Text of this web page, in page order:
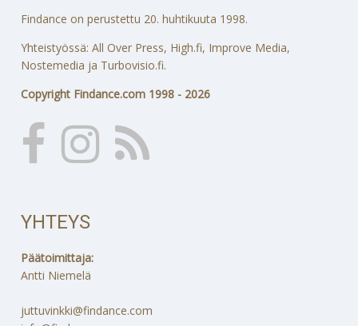
Findance on perustettu 20. huhtikuuta 1998.
Yhteistyössä: All Over Press, High.fi, Improve Media,
Nostemedia ja Turbovisio.fi.
Copyright Findance.com 1998 - 2026
YHTEYS
Päätoimittaja:
Antti Niemelä
juttuvinkki@findance.com